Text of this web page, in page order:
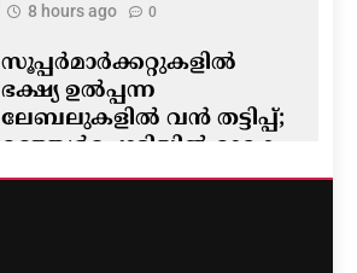
8 hours ago 0
സൂപ്പർമാർക്കറ്റുകളിൽ
ഭക്ഷ്യ ഉൽപ്പന്ന
ലേബലുകളിൽ വൻ തട്ടിപ്പ്;
മഞ്ഞൾപ്പൊടിയിൽ മാരക
വിഷാംശമെന്ന്